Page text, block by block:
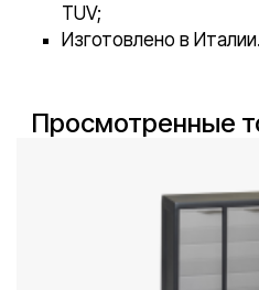
TUV;
Изготовлено в Италии.
Просмотренные